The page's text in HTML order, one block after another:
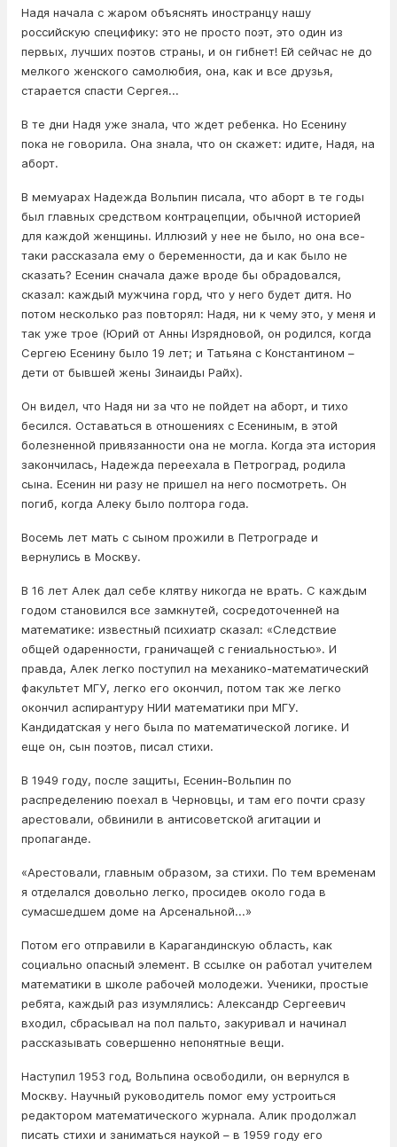
Надя начала с жаром объяснять иностранцу нашу
российскую специфику: это не просто поэт, это один из
первых, лучших поэтов страны, и он гибнет! Ей сейчас не до
мелкого женского самолюбия, она, как и все друзья,
старается спасти Сергея...
В те дни Надя уже знала, что ждет ребенка. Но Есенину
пока не говорила. Она знала, что он скажет: идите, Надя, на
аборт.
В мемуарах Надежда Вольпин писала, что аборт в те годы
был главных средством контрацепции, обычной историей
для каждой женщины. Иллюзий у нее не было, но она все-
таки рассказала ему о беременности, да и как было не
сказать? Есенин сначала даже вроде бы обрадовался,
сказал: каждый мужчина горд, что у него будет дитя. Но
потом несколько раз повторял: Надя, ни к чему это, у меня и
так уже трое (Юрий от Анны Изрядновой, он родился, когда
Сергею Есенину было 19 лет; и Татьяна с Константином –
дети от бывшей жены Зинаиды Райх).
Он видел, что Надя ни за что не пойдет на аборт, и тихо
бесился. Оставаться в отношениях с Есениным, в этой
болезненной привязанности она не могла. Когда эта история
закончилась, Надежда переехала в Петроград, родила
сына. Есенин ни разу не пришел на него посмотреть. Он
погиб, когда Алеку было полтора года.
Восемь лет мать с сыном прожили в Петрограде и
вернулись в Москву.
В 16 лет Алек дал себе клятву никогда не врать. С каждым
годом становился все замкнутей, сосредоточенней на
математике: известный психиатр сказал: «Следствие
общей одаренности, граничащей с гениальностью». И
правда, Алек легко поступил на механико-математический
факультет МГУ, легко его окончил, потом так же легко
окончил аспирантуру НИИ математики при МГУ.
Кандидатская у него была по математической логике. И
еще он, сын поэтов, писал стихи.
В 1949 году, после защиты, Есенин-Вольпин по
распределению поехал в Черновцы, и там его почти сразу
арестовали, обвинили в антисоветской агитации и
пропаганде.
«Арестовали, главным образом, за стихи. По тем временам
я отделался довольно легко, просидев около года в
сумасшедшем доме на Арсенальной...»
Потом его отправили в Карагандинскую область, как
социально опасный элемент. В ссылке он работал учителем
математики в школе рабочей молодежи. Ученики, простые
ребята, каждый раз изумлялись: Александр Сергеевич
входил, сбрасывал на пол пальто, закуривал и начинал
рассказывать совершенно непонятные вещи.
Наступил 1953 год, Вольпина освободили, он вернулся в
Москву. Научный руководитель помог ему устроиться
редактором математического журнала. Алик продолжал
писать стихи и заниматься наукой – в 1959 году его